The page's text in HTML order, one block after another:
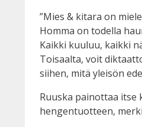
”Mies & kitara on
Homma on todella
Kaikki kuuluu, kaikki
Toisaalta, voit
siihen, mitä yleisön
Ruuska painottaa itse
hengentuotteen,